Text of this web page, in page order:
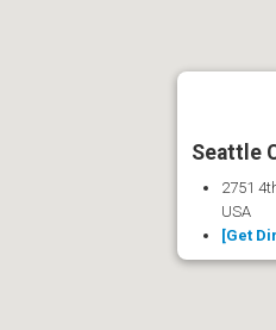
Seattle
2751
USA
[Get